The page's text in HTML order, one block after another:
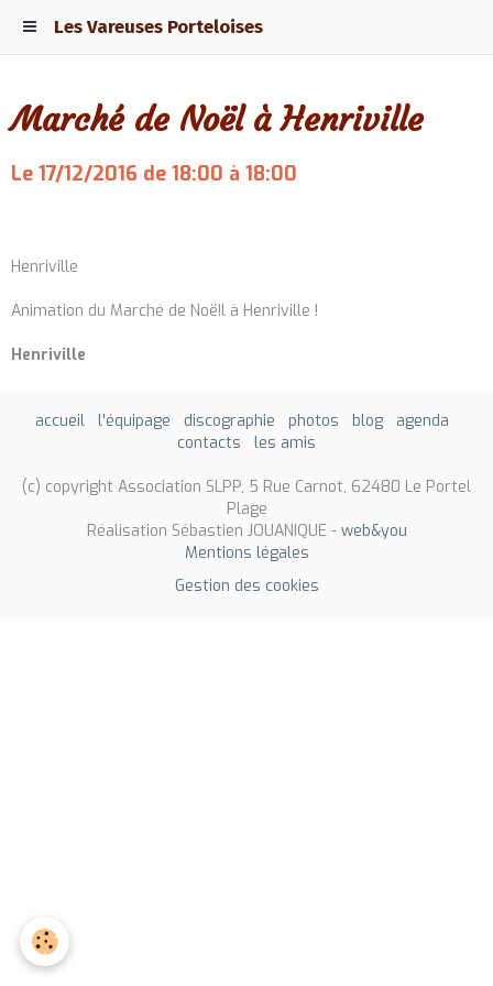
Les Vareuses Porteloises
Marché de Noël à Henriville
Le 17/12/2016 de 18:00 à 18:00
Henriville
Animation du Marché de Noë!l à Henriville !
Henriville
accueil l'équipage discographie photos blog
agenda
contacts
les amis
(c) copyright Association SLPP, 5 Rue Carnot, 62480 Le Portel
Plage
Réalisation Sébastien JOUANIQUE - web&you
Mentions légales
Gestion des cookies